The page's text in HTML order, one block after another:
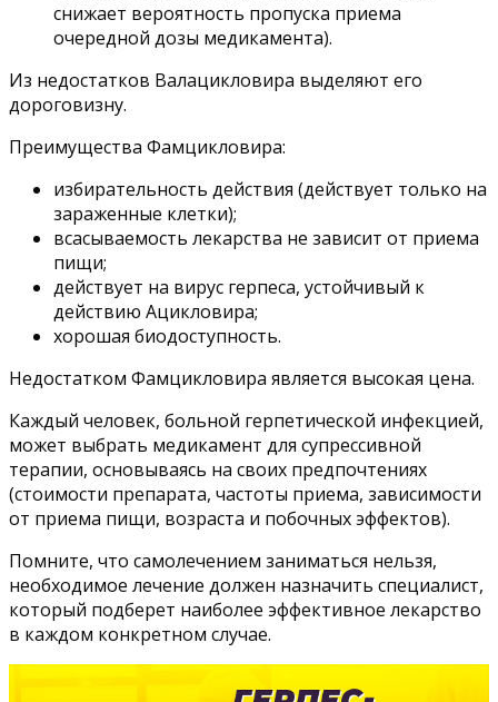
снижает вероятность пропуска приема
очередной дозы медикамента).
Из недостатков Валацикловира выделяют его
дороговизну.
Преимущества Фамцикловира:
избирательность действия (действует только на
зараженные клетки);
всасываемость лекарства не зависит от приема
пищи;
действует на вирус герпеса, устойчивый к
действию Ацикловира;
хорошая биодоступность.
Недостатком Фамцикловира является высокая цена.
Каждый человек, больной герпетической инфекцией,
может выбрать медикамент для супрессивной
терапии, основываясь на своих предпочтениях
(стоимости препарата, частоты приема, зависимости
от приема пищи, возраста и побочных эффектов).
Помните, что самолечением заниматься нельзя,
необходимое лечение должен назначить специалист,
который подберет наиболее эффективное лекарство
в каждом конкретном случае.